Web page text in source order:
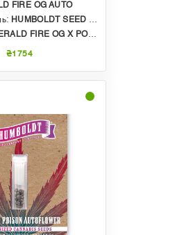
FIRE OG AUTO
HUMBOLDT SEED COMPANY
FIRE OG X POUND TOWN AUTO
₴1754